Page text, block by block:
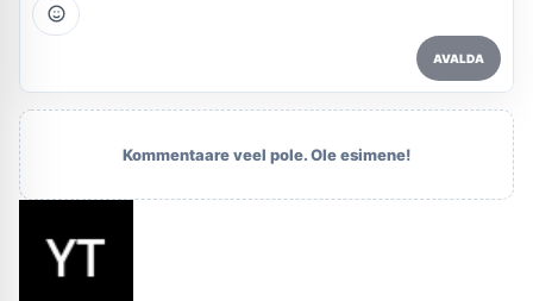
AVALDA
Kommentaare veel pole. Ole esimene!